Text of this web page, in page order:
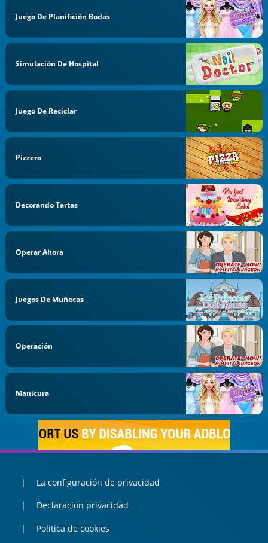
Juego De Planifición Bodas
Simulación De Hospital
Juego De Reciclar
Pizzero
Decorando Tartas
Operar Ahora
Juegos De Muñecas
Operación
Manicura
La configuración de privacidad
Declaracion privacidad
Politica de cookies